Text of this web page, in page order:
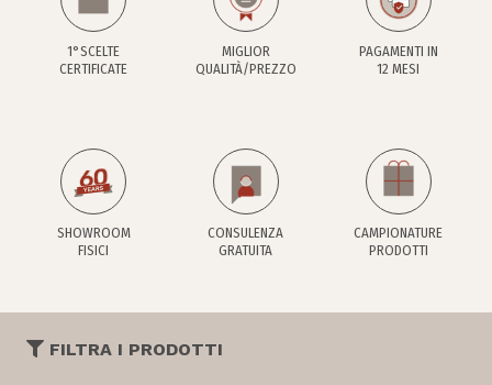
1°SCELTE
CERTIFICATE
MIGLIOR
QUALITÀ/PREZZO
PAGAMENTI IN
12 MESI
SHOWROOM
FISICI
CONSULENZA
GRATUITA
CAMPIONATURE
PRODOTTI
FILTRA I PRODOTTI